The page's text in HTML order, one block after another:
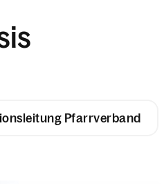
Pfarrverband